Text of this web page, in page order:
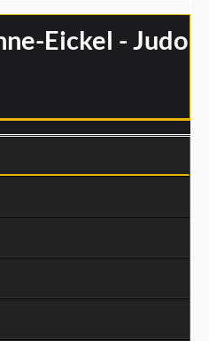
Eickel - Judo